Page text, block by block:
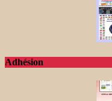
Adhésion